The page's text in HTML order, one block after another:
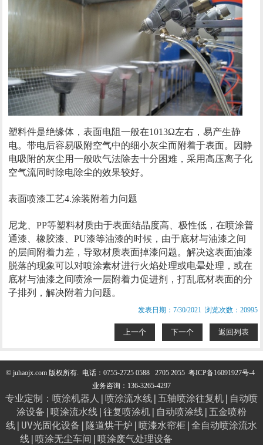
塑料件是绝缘体，表面电阻一般在1013Ω左右，易产生静
电。带电后容易吸附空气中的细小灰尘而附着于表面。因静
电吸附的灰尘用一般吹气法除去十分困难，采用高压离子化
空气流同时除电除尘的效果较好。
表面喷漆工艺4.涂装附着力问题
尼龙、PP等塑料材质由于表面结晶度高、极性低，在喷涂普
通漆、橡胶漆、PU漆等油漆的时候，由于底材与油漆之间
的层间附着力差，导致材质表面掉漆问题。解决这表面油漆
脱落的现象可以对喷涂素材进行火焰处理或电晕处理，或在
底材与油漆之间喷涂一层附着力促进剂，打乱底材表面的分
子排列，解决附着力问题。
发表日期：7/30/2021 浏览次数：20995
上一个 下一个 返回列表
© juhaojx.com 版权所有. 电话：0755-2725 0588 2705 2055粤ICP备16091927号-4
业务咨询：136-3265-4297
专业定制： 喷涂机器人 | 喷涂流水线| 五轴喷涂往复机| 自动喷
涂设备 | 喷涂流水线| 往复喷涂机| 自动喷涂线| 五金喷粉
线| UV光固化设备 | 隧道烘干炉 | 喷漆水帘柜| 全自动喷涂流水
线| 喷涂无尘车间 | 喷涂废气处理设备